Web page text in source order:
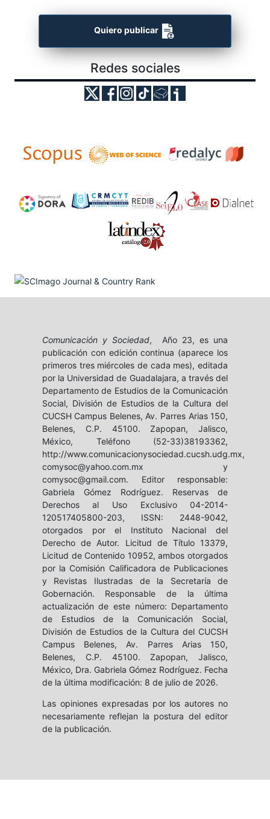
Quiero publicar
Redes sociales
Comunicación y Sociedad, Año 23, es una
publicación con edición continua (aparece los
primeros tres miércoles de cada mes), editada
por la Universidad de Guadalajara, a través del
Departamento de Estudios de la Comunicación
Social, División de Estudios de la Cultura del
CUCSH Campus Belenes, Av. Parres Arias 150,
Belenes, C.P. 45100. Zapopan, Jalisco,
México, Teléfono (52-33)38193362,
http://www.comunicacionysociedad.cucsh.udg.mx,
comysoc@yahoo.com.mx y
comysoc@gmail.com. Editor responsable:
Gabriela Gómez Rodríguez. Reservas de
Derechos al Uso Exclusivo 04-2014-
120517405800-203, ISSN: 2448-9042,
otorgados por el Instituto Nacional del
Derecho de Autor. Licitud de Título 13379,
Licitud de Contenido 10952, ambos otorgados
por la Comisión Calificadora de Publicaciones
y Revistas Ilustradas de la Secretaría de
Gobernación. Responsable de la última
actualización de este número: Departamento
de Estudios de la Comunicación Social,
División de Estudios de la Cultura del CUCSH
Campus Belenes, Av. Parres Arias 150,
Belenes, C.P. 45100. Zapopan, Jalisco,
México, Dra. Gabriela Gómez Rodríguez. Fecha
de la última modificación: 8 de julio de 2026.
Las opiniones expresadas por los autores no
necesariamente reflejan la postura del editor
de la publicación.